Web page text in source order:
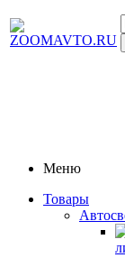
Меню
Товары